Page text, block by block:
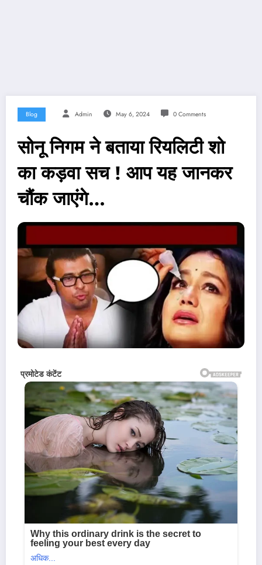
Blog Admin May 6, 2024 0 Comments
सोनू निगम ने बताया रियलिटी शो
का कड़वा सच ! आप यह जानकर
चौंक जाएंगे…